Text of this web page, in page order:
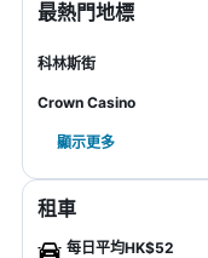
最熱門地標
科林斯街
Crown Casino
顯示更多
租車
每日平均HK$52